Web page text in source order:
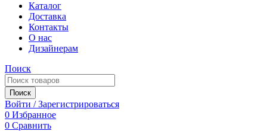
Каталог
Доставка
Контакты
О нас
Дизайнерам
Поиск
Поиск
Войти / Зарегистрироваться
0 Избранное
0 Сравнить